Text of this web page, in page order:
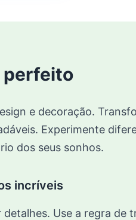
perfeito
e decoração.
Experimente
dos seus sonhos.
incríveis
Use a regra de